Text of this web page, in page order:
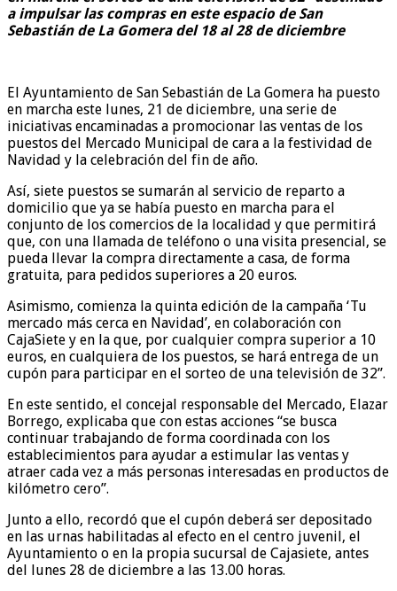
a impulsar las compras en este espacio de San
Sebastián de La Gomera del 18 al 28 de diciembre
El Ayuntamiento de San Sebastián de La Gomera ha puesto
en marcha este lunes, 21 de diciembre, una serie de
iniciativas encaminadas a promocionar las ventas de los
puestos del Mercado Municipal de cara a la festividad de
Navidad y la celebración del fin de año.
Así, siete puestos se sumarán al servicio de reparto a
domicilio que ya se había puesto en marcha para el
conjunto de los comercios de la localidad y que permitirá
que, con una llamada de teléfono o una visita presencial, se
pueda llevar la compra directamente a casa, de forma
gratuita, para pedidos superiores a 20 euros.
Asimismo, comienza la quinta edición de la campaña ‘Tu
mercado más cerca en Navidad’, en colaboración con
CajaSiete y en la que, por cualquier compra superior a 10
euros, en cualquiera de los puestos, se hará entrega de un
cupón para participar en el sorteo de una televisión de 32”.
En este sentido, el concejal responsable del Mercado, Elazar
Borrego, explicaba que con estas acciones “se busca
continuar trabajando de forma coordinada con los
establecimientos para ayudar a estimular las ventas y
atraer cada vez a más personas interesadas en productos de
kilómetro cero”.
Junto a ello, recordó que el cupón deberá ser depositado
en las urnas habilitadas al efecto en el centro juvenil, el
Ayuntamiento o en la propia sucursal de Cajasiete, antes
del lunes 28 de diciembre a las 13.00 horas.